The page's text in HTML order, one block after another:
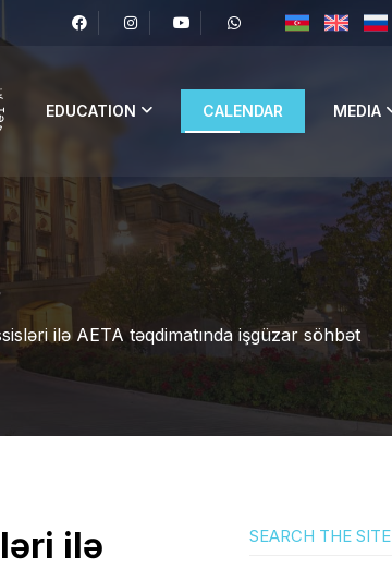
EDUCATION CALENDAR MEDIA
ilə AETA təqdimatında işgüzar söhbət
SEARCH THE SITE
ilə